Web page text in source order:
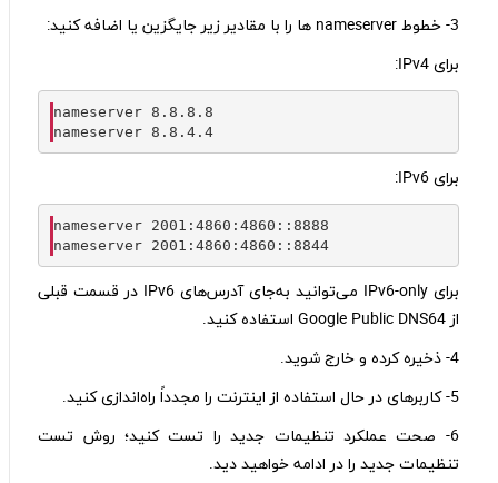
3- خطوط nameserver ها را با مقادیر زیر جایگزین یا اضافه کنید:
برای IPv4:
nameserver 8.8 . 8.8
nameserver 8.8 . 4.4
برای IPv6:
nameserver 2001 : 4860 : 4860 :: 8888
nameserver 2001 : 4860 : 4860 :: 8844
برای IPv6-only می‌توانید به‌جای آدرس‌های IPv6 در قسمت قبلی
از Google Public DNS64 استفاده کنید.
4- ذخیره کرده و خارج شوید.
5- کاربر‌های در حال استفاده از اینترنت را مجدداً راه‌اندازی کنید.
6- صحت عملکرد تنظیمات جدید را تست کنید؛ روش تست
تنظیمات جدید را در ادامه خواهید دید.